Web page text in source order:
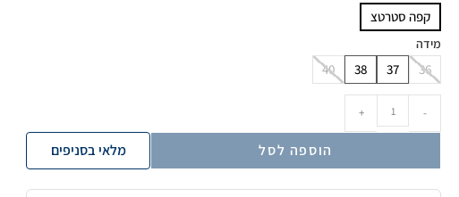
קפה סטרטצ
מידה
36
37
38
40
-
+
הוספה לסל מלאי בסניפים